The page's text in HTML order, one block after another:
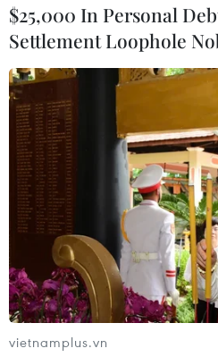
Thuốc điều trị Ebola
ở Guinea
06/02/2015 07:59
Lần đầu tiên kể từ khi căn
Phi hơn một năm trước, một
trị căn bệnh này đã cho
$25,000 In Personal
Settlement Loophole
vietnamplus.vn